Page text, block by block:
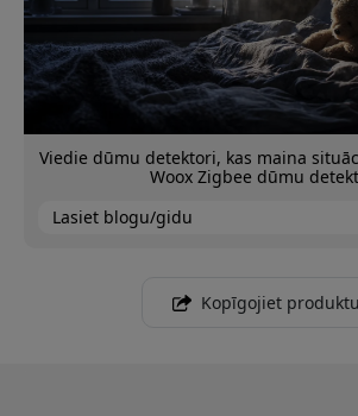
Viedie dūmu detektori, kas maina
Woox Zigbee dūmu
Lasiet blogu/gidu
Kopīgojiet produktu